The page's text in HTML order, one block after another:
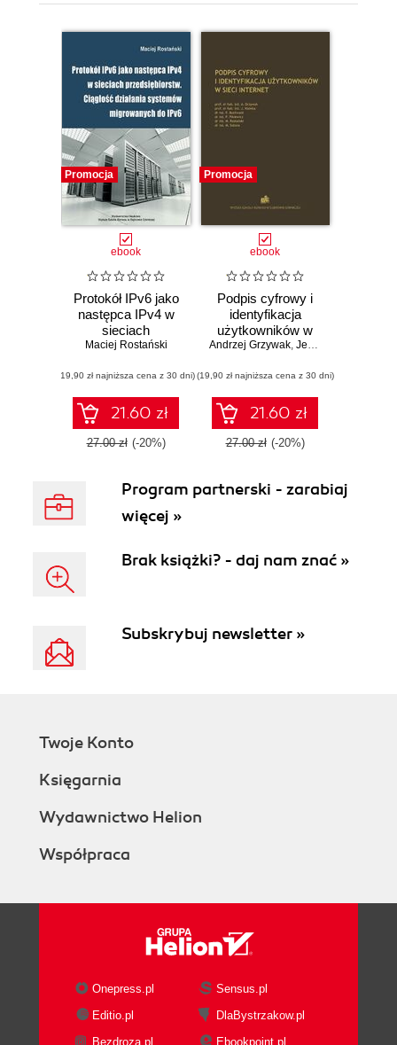
Promocja
ebook
Protokół IPv6 jako
następca IPv4 w
sieciach
przedsiębiorstw.
systemów
migrowanych do
IPv6
Maciej Rostański
(19,90 zł najniższa cena z 30 dni)
21.60 zł
27.00 zł (-20%)
Promocja
ebook
Podpis cyfrowy i
identyfikacja
użytkowników w
sieci Internet
Andrzej Grzywak, Jerzy Klamka
(19,90 zł najniższa cena z 30 dni)
21.60 zł
27.00 zł (-20%)
Program partnerski - zarabiaj
więcej »
Brak książki? - daj nam znać »
Subskrybuj newsletter »
Twoje Konto
Księgarnia
Wydawnictwo Helion
Współpraca
Onepress.pl
Sensus.pl
Editio.pl
DlaBystrzakow.pl
Bezdroza.pl
Ebookpoint.pl